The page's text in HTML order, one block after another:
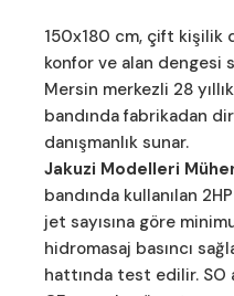
150x180 cm, çift kişilik
konfor ve alan dengesi
Mersin merkezli 28
bandında fabrikadan
danışmanlık sunar.
Jakuzi Modelleri
bandında kullanılan
jet sayısına göre
hidromasaj basıncı
hattında test edilir.